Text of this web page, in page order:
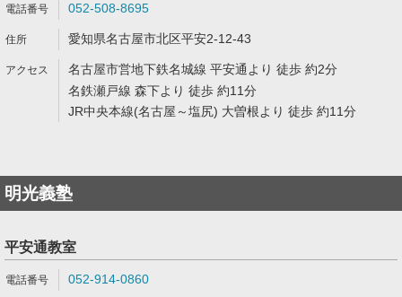
052-508-8695
愛知県名古屋市北区平安2-12-43
名古屋市営地下鉄名城線 平安通より 徒歩 約2分
名鉄瀬戸線 森下より 徒歩 約11分
JR中央本線(名古屋～塩尻) 大曽根より 徒歩 約11分
明光義塾
平安通教室
052-914-0860